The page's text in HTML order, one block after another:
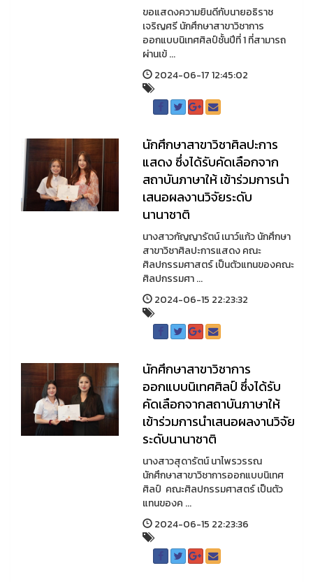
ขอแสดงความยินดีกับนายอธิราช
เจริญศรี นักศึกษาสาขาวิชาการ
ออกแบบนิเทศศิลป์ชั้นปีที่ 1 ที่สามารถ
ผ่านเข้ ...
2024-06-17 12:45:02
นักศึกษาสาขาวิชาศิลปะการ
แสดง ซึ่งได้รับคัดเลือกจาก
สถาบันภาษาให้ เข้าร่วมการนำ
เสนอผลงานวิจัยระดับ
นานาชาติ
นางสาวกัญญารัตน์ เนาว์แก้ว นักศึกษา
สาขาวิชาศิลปะการแสดง คณะ
ศิลปกรรมศาสตร์ เป็นตัวแทนของคณะ
ศิลปกรรมศา ...
2024-06-15 22:23:32
นักศึกษาสาขาวิชาการ
ออกแบบนิเทศศิลป์ ซึ่งได้รับ
คัดเลือกจากสถาบันภาษาให้
เข้าร่วมการนำเสนอผลงานวิจัย
ระดับนานาชาติ
นางสาวสุดารัตน์ นาไพรวรรณ
นักศึกษาสาขาวิชาการออกแบบนิเทศ
ศิลป์ คณะศิลปกรรมศาสตร์ เป็นตัว
แทนของค ...
2024-06-15 22:23:36